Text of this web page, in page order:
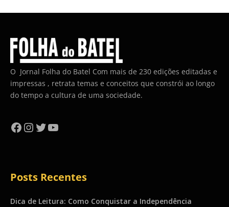
O Jornal Folha do Batel Com mais de 230 edições editadas e
impressas , retrata temas e conceitos que constrói ao longo
do tempo a cultura de uma sociedade.
Facebook
Instagram
Twitter
YouTube
Posts Recentes
Dica de Leitura: Como Conquistar a Independência